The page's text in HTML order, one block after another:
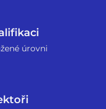
úrovni